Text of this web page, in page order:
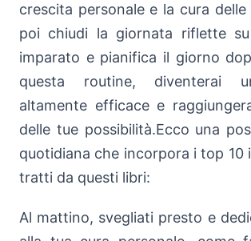
crescita personale e la cura delle
poi chiudi la giornata riflette
imparato e pianifica il giorno
questa routine, diventerai
altamente efficace e
delle tue possibilità.Ecco una
quotidiana che incorpora i top 10
tratti da questi libri:
Al mattino, svegliati presto e